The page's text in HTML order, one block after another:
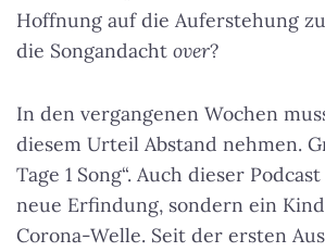
Hoffnung auf die Auferstehung
die Songandacht over?
In den vergangenen Wochen
diesem Urteil Abstand nehmen.
Tage 1 Song“. Auch dieser
neue Erfindung, sondern ein
Corona-Welle. Seit der ersten